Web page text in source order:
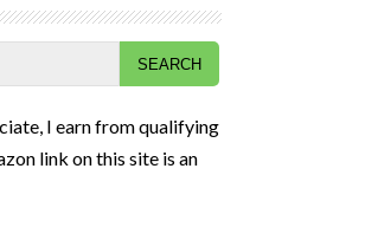
Search
for:
I earn from qualifying
link on this site is an